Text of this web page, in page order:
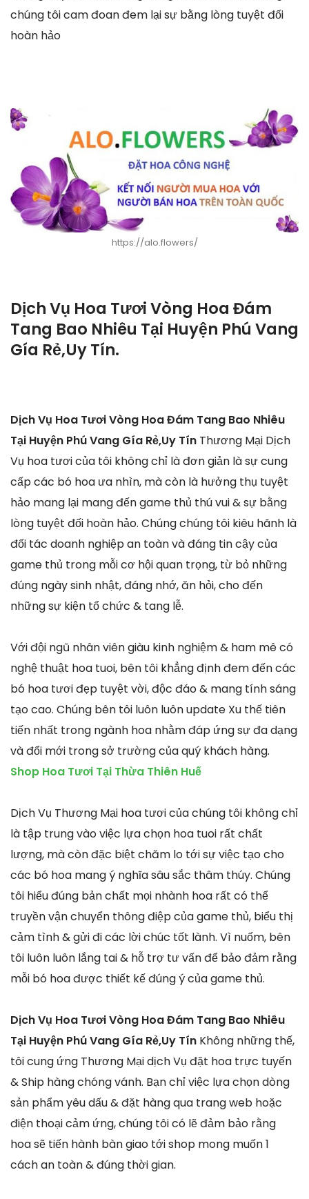
chúng tôi cam đoan đem lại sự bằng lòng tuyệt đối
hoàn hảo
https://alo.flowers/
Dịch Vụ Hoa Tươi Vòng Hoa Đám
Tang Bao Nhiêu Tại Huyện Phú Vang
Gía Rẻ,Uy Tín.
Dịch Vụ Hoa Tươi Vòng Hoa Đám Tang Bao Nhiêu
Tại Huyện Phú Vang Gía Rẻ,Uy Tín Thương Mại Dịch
Vụ hoa tươi của tôi không chỉ là đơn giản là sự cung
cấp các bó hoa ưa nhìn, mà còn là hưởng thụ tuyệt
hảo mang lại mang đến game thủ thú vui & sự bằng
lòng tuyệt đối hoàn hảo. Chúng chúng tôi kiêu hãnh là
đối tác doanh nghiệp an toàn và đáng tin cậy của
game thủ trong mỗi cơ hội quan trọng, từ bỏ những
đúng ngày sinh nhật, đáng nhớ, ăn hỏi, cho đến
những sự kiện tổ chức & tang lễ.
Với đội ngũ nhân viên giàu kinh nghiệm & ham mê có
nghệ thuật hoa tuoi, bên tôi khẳng định đem đến các
bó hoa tươi đẹp tuyệt vời, độc đáo & mang tính sáng
tạo cao. Chúng bên tôi luôn luôn update Xu thế tiên
tiến nhất trong ngành hoa nhằm đáp ứng sự đa dạng
và đổi mới trong sở trường của quý khách hàng.
Shop Hoa Tươi Tại Thừa Thiên Huế
Dịch Vụ Thương Mại hoa tươi của chúng tôi không chỉ
là tập trung vào việc lựa chọn hoa tuoi rất chất
lượng, mà còn đặc biệt chăm lo tới sự việc tạo cho
các bó hoa mang ý nghĩa sâu sắc thâm thúy. Chúng
tôi hiểu đúng bản chất mọi nhành hoa rất có thể
truyền vận chuyển thông điệp của game thủ, biểu thị
cảm tình & gửi đi các lời chúc tốt lành. Vì nuốm, bên
tôi luôn luôn lắng tai & hỗ trợ tư vấn để bảo đảm rằng
mỗi bó hoa được thiết kế đúng ý của game thủ.
Dịch Vụ Hoa Tươi Vòng Hoa Đám Tang Bao Nhiêu
Tại Huyện Phú Vang Gía Rẻ,Uy Tín Không những thế,
tôi cung ứng Thương Mại dịch Vụ đặt hoa trực tuyến
& Ship hàng chóng vánh. Bạn chỉ việc lựa chọn dòng
sản phẩm yêu dấu & đặt hàng qua trang web hoặc
điện thoại cảm ứng, chúng tôi có lẽ đảm bảo rằng
hoa sẽ tiến hành bàn giao tới shop mong muốn 1
cách an toàn & đúng thời gian.